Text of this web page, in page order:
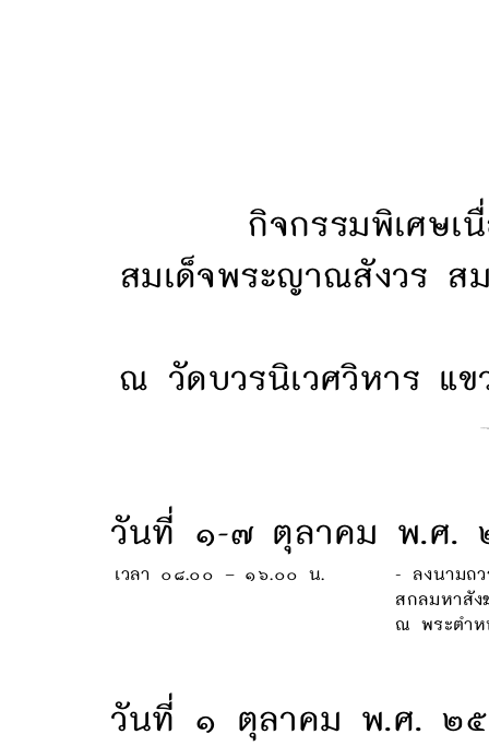
กิจกรรมพิเศษ
สมเด็จพระญาณสังวร ส
ณ วัดบวรนิเวศวิหาร แข
วันที่ ๑-๗ ตุลาคม พ.ศ.
เวลา ๐๘.๐๐ – ๑๖.๐๐ น.
- ลงนามถว
สกลมหาสั
ณ พระตำห
วันที่ ๑ ตุลาคม พ.ศ. ๒